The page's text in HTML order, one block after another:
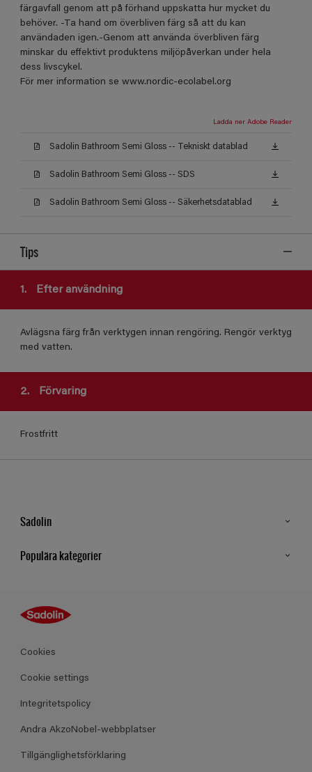
färgavfall genom att på förhand uppskatta hur mycket du
behöver. -Ta hand om överbliven färg så att du kan
användaden igen.-Genom att använda överbliven färg
minskar du effektivt produktens miljöpåverkan under hela
dess livscykel.
För mer information se www.nordic-ecolabel.org
Ladda ner Adobe Reader
Sadolin Bathroom Semi Gloss -- Tekniskt datablad
Sadolin Bathroom Semi Gloss -- SDS
Sadolin Bathroom Semi Gloss -- Säkerhetsdatablad
Tips
1. Efter användning
Avlägsna färg från verktygen innan rengöring. Rengör verktyg
med vatten.
2. Förvaring
Frostfritt
Sadolin
Populära kategorier
Kulörer
Produkter
Cookies
Cookie settings
Integritetspolicy
Andra AkzoNobel-webbplatser
Tillgänglighetsförklaring